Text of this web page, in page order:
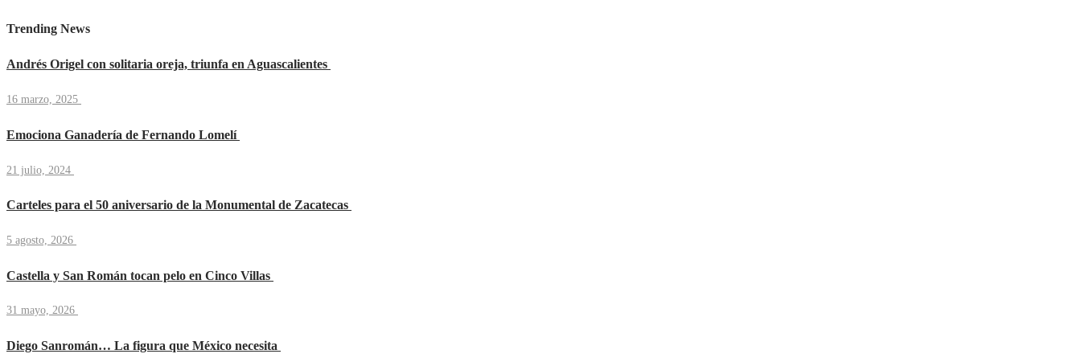
Trending News
Andrés Origel con solitaria oreja, triunfa en Aguascalientes
16 marzo, 2025
Emociona Ganadería de Fernando Lomelí
21 julio, 2024
Carteles para el 50 aniversario de la Monumental de Zacatecas
5 agosto, 2026
Castella y San Román tocan pelo en Cinco Villas
31 mayo, 2026
Diego Sanromán… La figura que México necesita